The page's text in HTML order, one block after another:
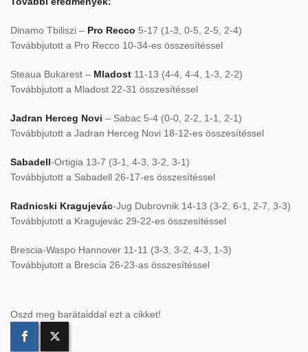
Dinamo Tbiliszi – Pro Recco 5-17 (1-3, 0-5, 2-5, 2-4)
Továbbjutott a Pro Recco 10-34-es összesítéssel
Steaua Bukarest – Mladost 11-13 (4-4, 4-4, 1-3, 2-2)
Továbbjutott a Mladost 22-31 összesítéssel
Jadran Herceg Novi – Sabac 5-4 (0-0, 2-2, 1-1, 2-1)
Továbbjutott a Jadran Herceg Novi 18-12-es összesítéssel
Sabadell-Ortigia 13-7 (3-1, 4-3, 3-2, 3-1)
Továbbjutott a Sabadell 26-17-es összesítéssel
Radnicski Kragujevác-Jug Dubrovnik 14-13 (3-2, 6-1, 2-7, 3-3)
Továbbjutott a Kragujevác 29-22-es összesítéssel
Brescia-Waspo Hannover 11-11 (3-3, 3-2, 4-3, 1-3)
Továbbjutott a Brescia 26-23-as összesítéssel
Oszd meg barátaiddal ezt a cikket!